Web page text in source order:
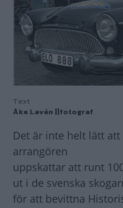
Text
Åke Lavén ||fotograf
Det är inte helt lätt
arrangören
uppskattar att runt
ut i de svenska
för att bevittna